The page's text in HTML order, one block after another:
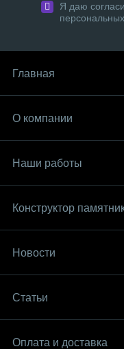
Я даю
Главная
О компании
Наши работы
Конструктор
Новости
Статьи
Оплата и доставка